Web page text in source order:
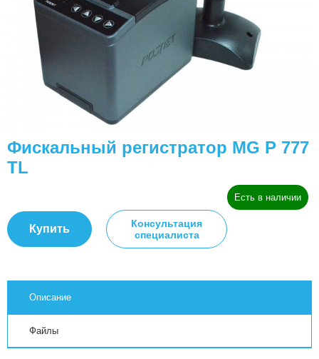
Фискальный регистратор MG P 777
TL
Есть в наличии
Купить
Консультация
специалиста
Описание
Файлы